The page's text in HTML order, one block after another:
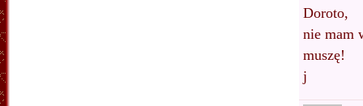
Doroto,
nie mam
muszę!
j